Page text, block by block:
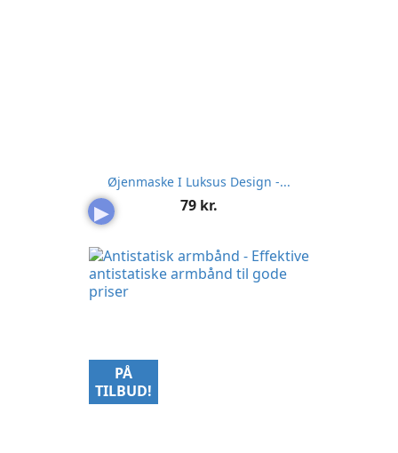
▶
Øjenmaske I Luksus Design -...
Pris
79 kr.
PÅ
TILBUD!